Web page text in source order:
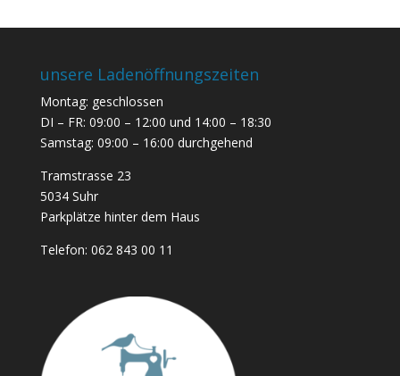
unsere Ladenöffnungszeiten
Montag: geschlossen
DI – FR: 09:00 – 12:00 und 14:00 – 18:30
Samstag: 09:00 – 16:00 durchgehend
Tramstrasse 23
5034 Suhr
Parkplätze hinter dem Haus
Telefon: 062 843 00 11